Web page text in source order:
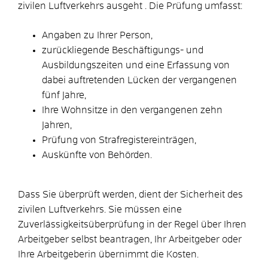
zivilen Luftverkehrs ausgeht . Die Prüfung umfasst:
Angaben zu Ihrer Person,
zurückliegende Beschäftigungs- und
Ausbildungszeiten und eine Erfassung von
dabei auftretenden Lücken der vergangenen
fünf Jahre,
Ihre Wohnsitze in den vergangenen zehn
Jahren,
Prüfung von Strafregistereinträgen,
Auskünfte von Behörden.
Dass Sie überprüft werden, dient der Sicherheit des
zivilen Luftverkehrs. Sie müssen eine
Zuverlässigkeitsüberprüfung in der Regel über Ihren
Arbeitgeber selbst beantragen, Ihr Arbeitgeber oder
Ihre Arbeitgeberin übernimmt die Kosten.